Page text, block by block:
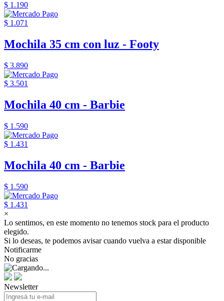
$ 1.190
$ 1.071
Mochila 35 cm con luz - Footy
$ 3.890
$ 3.501
Mochila 40 cm - Barbie
$ 1.590
$ 1.431
Mochila 40 cm - Barbie
$ 1.590
$ 1.431
×
Lo sentimos, en este momento no tenemos stock para el producto
elegido.
Si lo deseas, te podemos avisar cuando vuelva a estar disponible
Notificarme
No gracias
Newsletter